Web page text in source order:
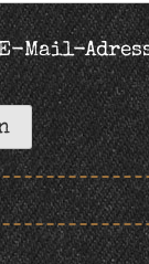
E-Mail-